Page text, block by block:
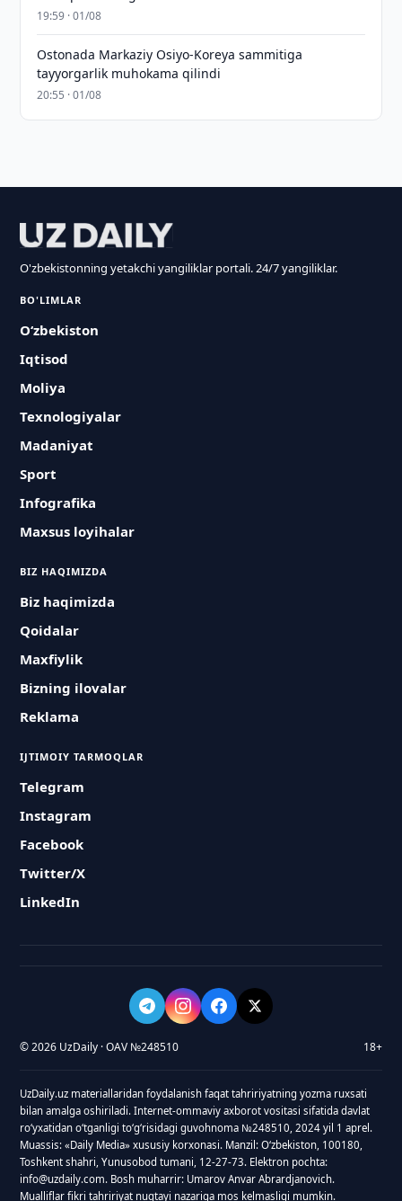
19:59 · 01/08
Ostonada Markaziy Osiyo-Koreya sammitiga
tayyorgarlik muhokama qilindi
20:55 · 01/08
O'zbekistonning yetakchi yangiliklar portali. 24/7 yangiliklar.
BO'LIMLAR
O‘zbekiston
Iqtisod
Moliya
Texnologiyalar
Madaniyat
Sport
Infografika
Maxsus loyihalar
BIZ HAQIMIZDA
Biz haqimizda
Qoidalar
Maxfiylik
Bizning ilovalar
Reklama
IJTIMOIY TARMOQLAR
Telegram
Instagram
Facebook
Twitter/X
LinkedIn
© 2026 UzDaily · OAV №248510 18+
UzDaily.uz materiallaridan foydalanish faqat tahririyatning yozma ruxsati
bilan amalga oshiriladi. Internet-ommaviy axborot vositasi sifatida davlat
roʻyxatidan oʻtganligi toʻgʻrisidagi guvohnoma №248510, 2024 yil 1 aprel.
Muassis: «Daily Media» xususiy korxonasi. Manzil: Oʻzbekiston, 100180,
Toshkent shahri, Yunusobod tumani, 12-27-73. Elektron pochta:
info@uzdaily.com. Bosh muharrir: Umarov Anvar Abrardjanovich.
Mualliflar fikri tahririyat nuqtayi nazariga mos kelmasligi mumkin.